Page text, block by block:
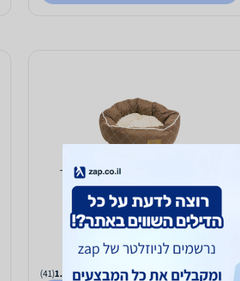
מיטה עגולה לכלב/לחתול 65 ס מ קוטר
139
₪
ב-פט פלנט 1.0
(41)